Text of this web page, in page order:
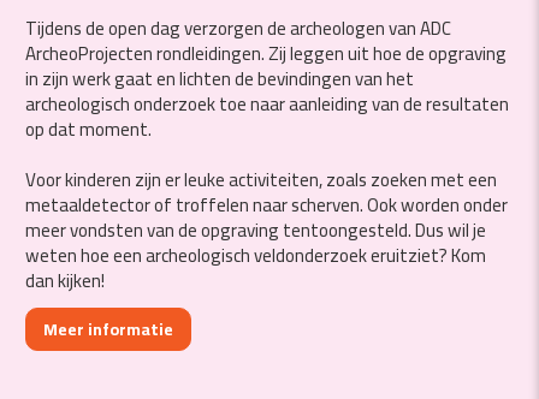
Tijdens de open dag verzorgen de archeologen van ADC
ArcheoProjecten rondleidingen. Zij leggen uit hoe de opgraving
in zijn werk gaat en lichten de bevindingen van het
archeologisch onderzoek toe naar aanleiding van de resultaten
op dat moment.
Voor kinderen zijn er leuke activiteiten, zoals zoeken met een
metaaldetector of troffelen naar scherven. Ook worden onder
meer vondsten van de opgraving tentoongesteld. Dus wil je
weten hoe een archeologisch veldonderzoek eruitziet? Kom
dan kijken!
Meer informatie